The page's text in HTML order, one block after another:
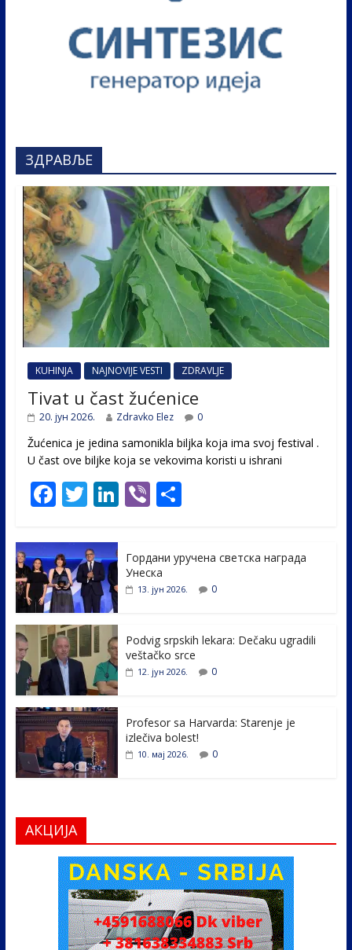
ЗДРАВЉЕ
KUHINJA NAJNOVIJE VESTI ZDRAVLJE
Tivat u čast žućenice
20. јун 2026. Zdravko Elez 0
Žućenica je jedina samonikla biljka koja ima svoj festival .
U čast ovе biljke koja se vekovima koristi u ishrani
F
e
b
o
o
k
T
itt
er
Li
e
dI
Vi S
e
Гордани уручена светска награда
Унеска
13. јун 2026. 0
Podvig srpskih lekara: Dečaku ugradili
veštačko srce
12. јун 2026. 0
Profesor sa Harvarda: Starenje je
izlečiva bolest!
10. мај 2026. 0
АКЦИЈА